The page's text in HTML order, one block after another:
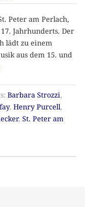
Peter am Perlach,
Jahrhunderts. Der
lädt zu einem
aus dem 15. und
Barbara Strozzi,
, Henry Purcell,
, St. Peter am